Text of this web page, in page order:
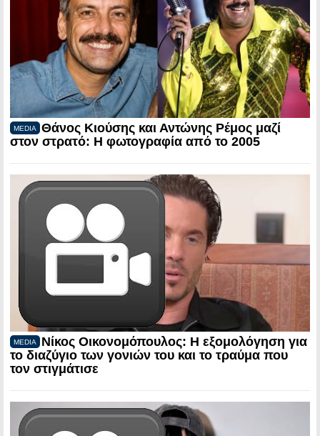
MEDIA
Θάνος Κιούσης και Αντώνης Ρέμος μαζί
στον στρατό: Η φωτογραφία από το 2005
MEDIA
Νίκος Οικονομόπουλος: Η εξομολόγηση για
το διαζύγιο των γονιών του και το τραύμα που
τον στιγμάτισε